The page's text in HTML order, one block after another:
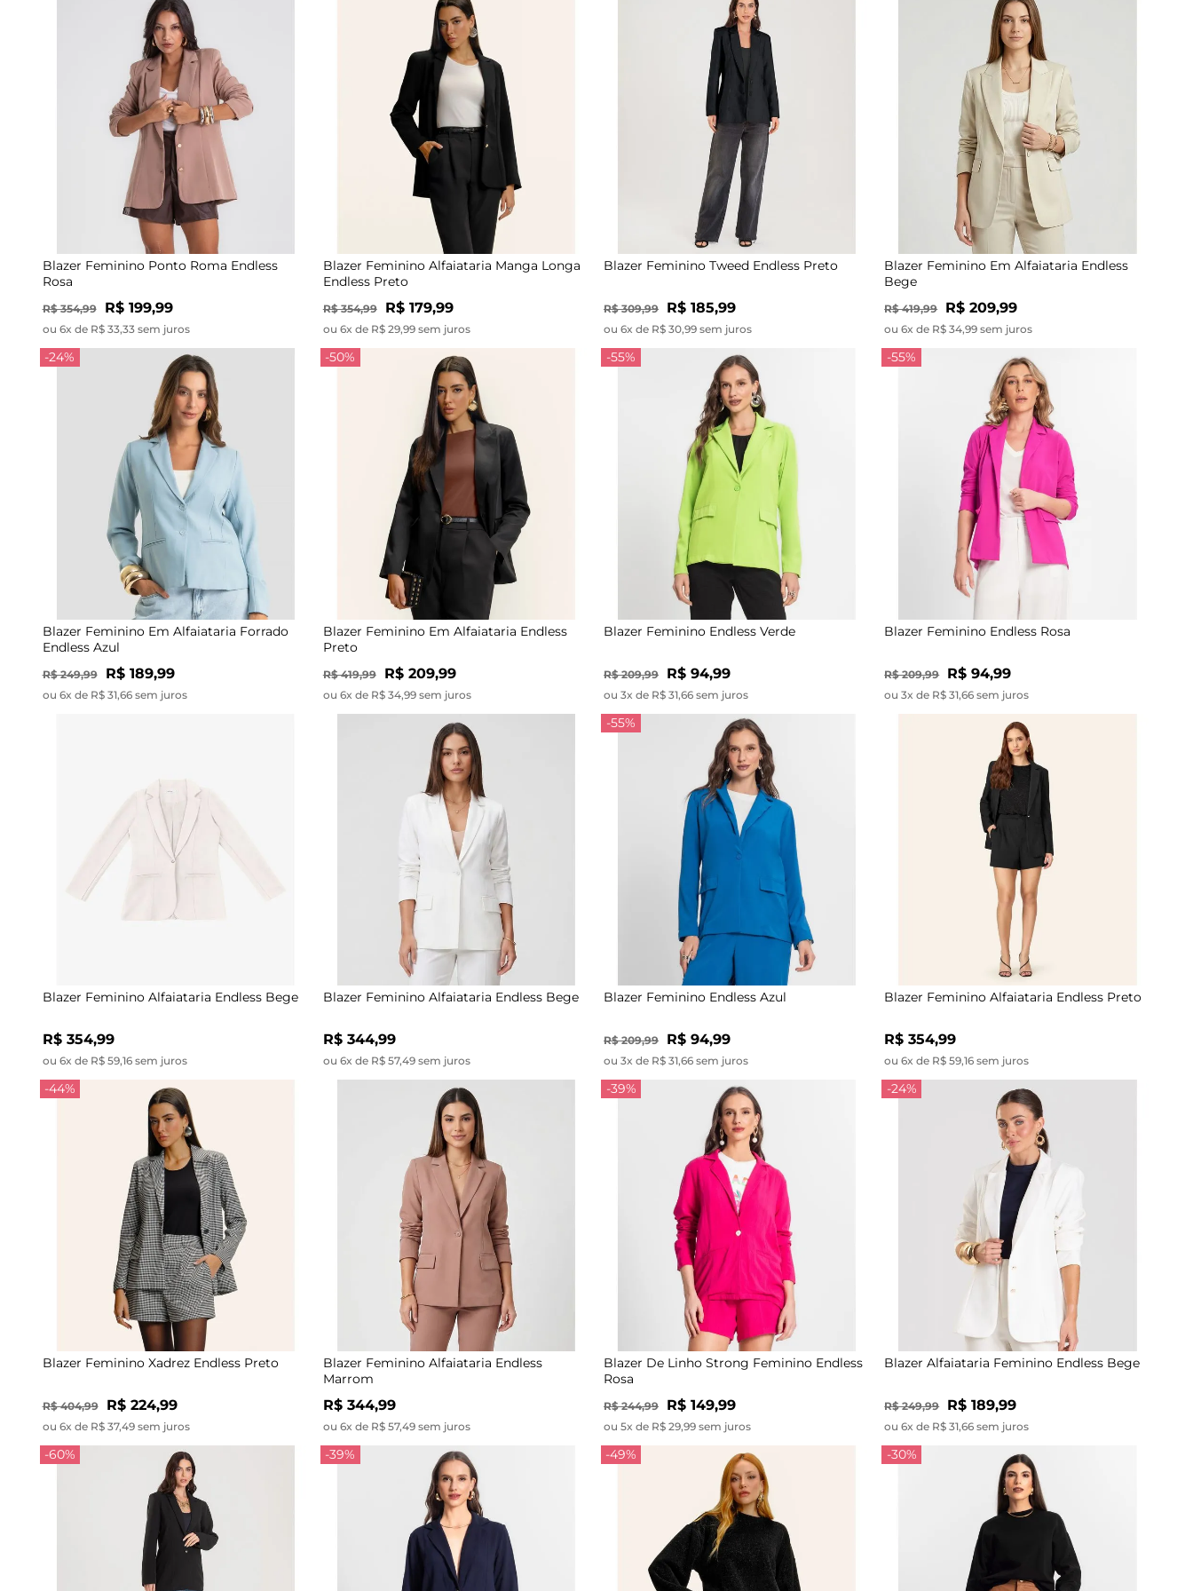
Blazer Feminino Ponto Roma Endless
Rosa
R$ 354,99 R$ 199,99
ou 6x de R$ 33,33 sem juros
Blazer Feminino Alfaiataria Manga Longa
Endless Preto
R$ 354,99 R$ 179,99
ou 6x de R$ 29,99 sem juros
Blazer Feminino Tweed Endless Preto
R$ 309,99 R$ 185,99
ou 6x de R$ 30,99 sem juros
Blazer Feminino Em Alfaiataria Endless
Bege
R$ 419,99 R$ 209,99
ou 6x de R$ 34,99 sem juros
-24%
Blazer Feminino Em Alfaiataria Forrado
Endless Azul
R$ 249,99 R$ 189,99
ou 6x de R$ 31,66 sem juros
-50%
Blazer Feminino Em Alfaiataria Endless
Preto
R$ 419,99 R$ 209,99
ou 6x de R$ 34,99 sem juros
-55%
Blazer Feminino Endless Verde
R$ 209,99 R$ 94,99
ou 3x de R$ 31,66 sem juros
-55%
Blazer Feminino Endless Rosa
R$ 209,99 R$ 94,99
ou 3x de R$ 31,66 sem juros
Blazer Feminino Alfaiataria Endless Bege
R$ 354,99
ou 6x de R$ 59,16 sem juros
Blazer Feminino Alfaiataria Endless Bege
R$ 344,99
ou 6x de R$ 57,49 sem juros
-55%
Blazer Feminino Endless Azul
R$ 209,99 R$ 94,99
ou 3x de R$ 31,66 sem juros
Blazer Feminino Alfaiataria Endless Preto
R$ 354,99
ou 6x de R$ 59,16 sem juros
-44%
Blazer Feminino Xadrez Endless Preto
R$ 404,99 R$ 224,99
ou 6x de R$ 37,49 sem juros
Blazer Feminino Alfaiataria Endless
Marrom
R$ 344,99
ou 6x de R$ 57,49 sem juros
-39%
Blazer De Linho Strong Feminino Endless
Rosa
R$ 244,99 R$ 149,99
ou 5x de R$ 29,99 sem juros
-24%
Blazer Alfaiataria Feminino Endless Bege
R$ 249,99 R$ 189,99
ou 6x de R$ 31,66 sem juros
-60% -39% -49% -30%